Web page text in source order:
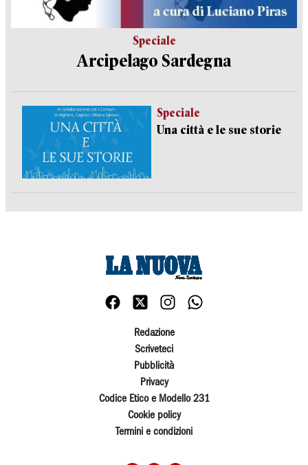
Speciale
Arcipelago Sardegna
Speciale
Una città e le sue storie
Redazione
Scriveteci
Pubblicità
Privacy
Codice Etico e Modello 231
Cookie policy
Termini e condizioni